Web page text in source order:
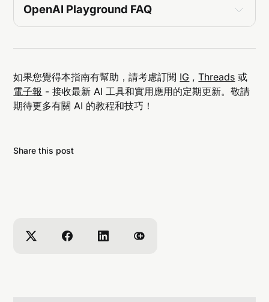
OpenAI Playground FAQ
如果您覺得本指南有幫助，請考慮訂閱 IG ,Threads 或
電子報 - 接收最新 AI 工具和實用應用的定期更新。敬請
期待更多有關 AI 的教程和技巧！
Share this post